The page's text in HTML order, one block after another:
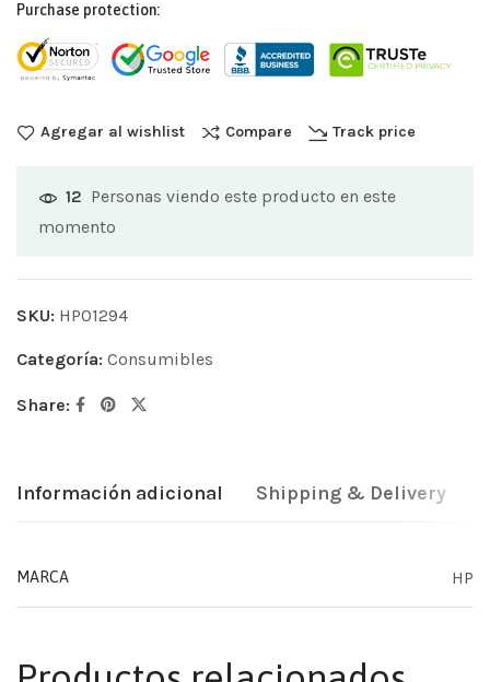
Purchase protection:
Agregar al wishlist Compare Track price
12 Personas viendo este producto en este
momento
SKU: HP01294
Categoría: Consumibles
Share:
Información adicional Shipping & Delivery
MARCA HP